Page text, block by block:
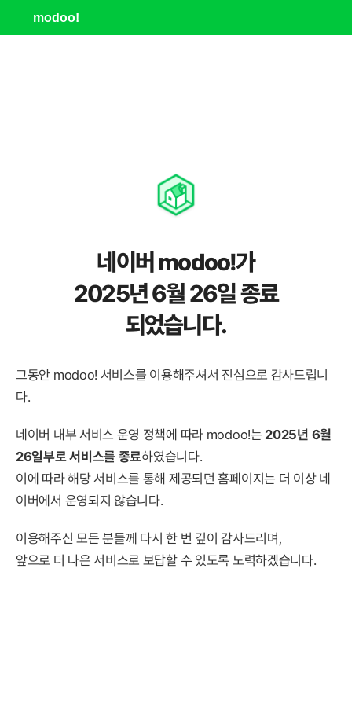
modoo!
네이버 modoo!가
2025년 6월 26일 종료
되었습니다.
그동안 modoo! 서비스를 이용해주셔서 진심으로 감사드립니
다.
네이버 내부 서비스 운영 정책에 따라 modoo!는 2025년 6월
26일부로 서비스를 종료하였습니다.
이에 따라 해당 서비스를 통해 제공되던 홈페이지는 더 이상 네
이버에서 운영되지 않습니다.
이용해주신 모든 분들께 다시 한 번 깊이 감사드리며,
앞으로 더 나은 서비스로 보답할 수 있도록 노력하겠습니다.